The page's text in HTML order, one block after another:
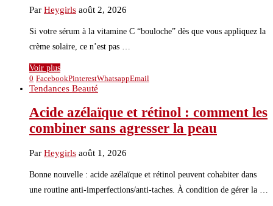
Par Heygirls août 2, 2026
Si votre sérum à la vitamine C “bouloche” dès que vous appliquez la
crème solaire, ce n’est pas …
Voir plus
0 FacebookPinterestWhatsappEmail
Tendances Beauté
Acide azélaïque et rétinol : comment les
combiner sans agresser la peau
Par Heygirls août 1, 2026
Bonne nouvelle : acide azélaïque et rétinol peuvent cohabiter dans
une routine anti-imperfections/anti-taches. À condition de gérer la …